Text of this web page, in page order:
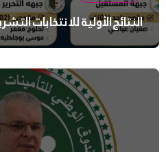
النتائج الأولية للانتخابات